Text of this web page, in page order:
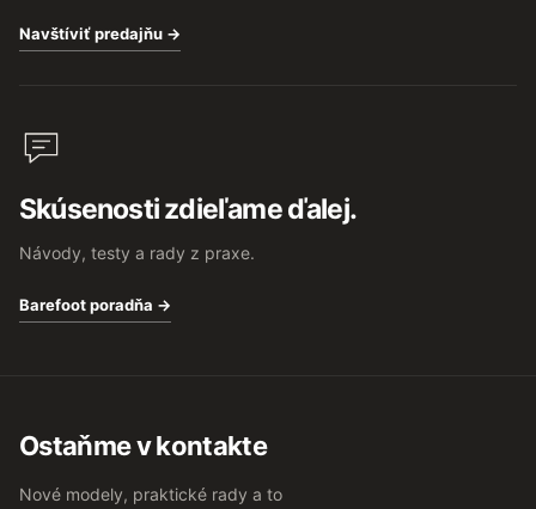
Navštíviť predajňu →
Skúsenosti zdieľame ďalej.
Návody, testy a rady z praxe.
Barefoot poradňa →
Ostaňme v kontakte
Nové modely, praktické rady a to